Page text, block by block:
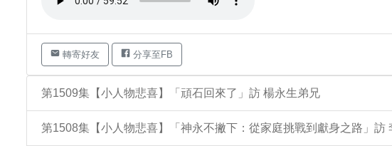
轉寄好友 分享至FB
第1509集【小人物悲喜】「頑石回來了」訪 楊永生弟兄
第1508集【小人物悲喜】「神永不撇下：從家庭挑戰到獻身之路」訪